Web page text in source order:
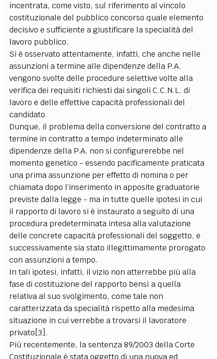
incentrata, come visto, sul riferimento al vincolo
costituzionale del pubblico concorso quale elemento
decisivo e sufficiente a giustificare la specialità del
lavoro pubblico.
Si è osservato attentamente, infatti, che anche nelle
assunzioni a termine alle dipendenze della P.A.
vengono svolte delle procedure selettive volte alla
verifica dei requisiti richiesti dai singoli C.C.N.L. di
lavoro e delle effettive capacità professionali del
candidato.
Dunque, il problema della conversione del contratto a
termine in contratto a tempo indeterminato alle
dipendenze della P.A. non si configurerebbe nel
momento genetico - essendo pacificamente praticata
una prima assunzione per effetto di nomina o per
chiamata dopo l’inserimento in apposite graduatorie
previste dalla legge - ma in tutte quelle ipotesi in cui
il rapporto di lavoro si è instaurato a seguito di una
procedura predeterminata intesa alla valutazione
delle concrete capacità professionali del soggetto, e
successivamente sia stato illegittimamente prorogato
con assunzioni a tempo.
In tali ipotesi, infatti, il vizio non atterrebbe più alla
fase di costituzione del rapporto bensì a quella
relativa al suo svolgimento, come tale non
caratterizzata da specialità rispetto alla medesima
situazione in cui verrebbe a trovarsi il lavoratore
privato[3].
Più recentemente, la sentenza 89/2003 della Corte
Costituzionale è stata oggetto di una nuova ed